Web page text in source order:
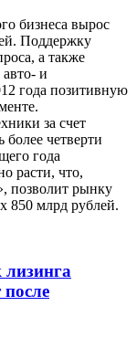
бизнеса вырос
Поддержку
а также
и
года позитивную
за счет
четверти
года
расти, что,
позволит рынку
850 млрд рублей.
лизинга